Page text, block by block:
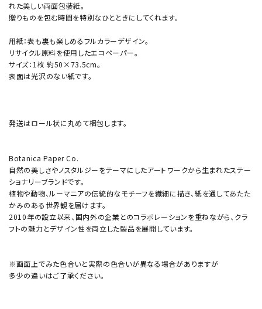
れた美しい両面包装紙。
贈りものを包む時間を特別なひとときにしてくれます。
用紙：表も裏も楽しめるフルカラーデザイン。
リサイクル原料を使用したエコペーパー。
サイズ：1枚 約50×73.5cm。
表面は光沢のない紙です。
発送はロール状に丸めて梱包します。
Botanica Paper Co.
自然の美しさやノスタルジーをテーマにしたアートワークから生まれたステー
ショナリーブランドです。
植物や動物、ルーマニアの伝統的なモチーフを繊細に描き、紙を通してあたた
かみのある世界観を届けます。
2010年の設立以来、国内外の企業とのコラボレーションを重ねながら、クラ
フトの魅力とデザイン性を両立した製品を展開しています。
※画面上でみた色合いと実際の色合いが異なる場合がありますが
多少の違いはご了承ください。